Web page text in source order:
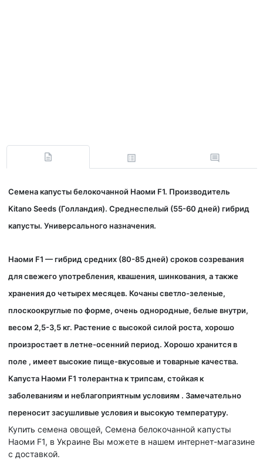
Семена капусты белокочанной Наоми F1. Производитель
Kitano Seeds (Голландия). Среднеспелый (55-60 дней) гибрид
капусты. Универсального назначения.
Наоми F1 — гибрид средних (80-85 дней) сроков созревания
для свежего употребления, квашения, шинкования, а также
хранения до четырех месяцев. Кочаны светло-зеленые,
плоскоокруглые по форме, очень однородные, белые внутри,
весом 2,5-3,5 кг. Растение с высокой силой роста, хорошо
произростает в летне-осенний период. Хорошо хранится в
поле , имеет высокие пище-вкусовые и товарные качества.
Капуста Наоми F1 толерантна к трипсам, стойкая к
заболеваниям и неблагоприятным условиям . Замечательно
переносит засушливые условия и высокую температуру.
Купить семена овощей, Семена белокочанной капусты
Наоми F1, в Украине Вы можете в нашем интернет-магазине
с доставкой.